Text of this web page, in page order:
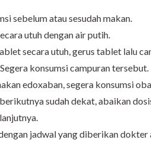
sebelum atau sesudah makan.
utuh dengan air putih.
secara utuh, gerus tablet lalu
konsumsi campuran tersebut.
edoxaban, segera konsumsi
sudah dekat, abaikan
jadwal yang diberikan dokter